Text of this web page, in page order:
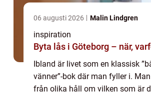
06 augusti 2026 Malin Lindgren
inspiration
Byta lås i Göteborg – när,
Ibland är livet som en klassisk
vänner”-bok där man fyller i.
från olika håll om vilken som är